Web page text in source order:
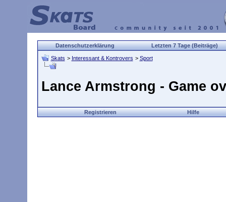
Datenschutzerklärung Letzten 7 Tage (Beiträge)
Skats > Interessant & Kontrovers > Sport
Lance Armstrong - Game
Registrieren Hilfe